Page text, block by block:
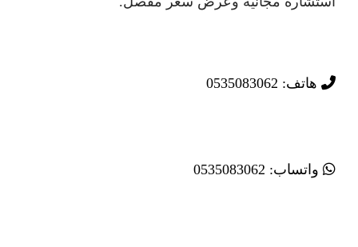
هاتف: 0535083062
واتساب: 0535083062